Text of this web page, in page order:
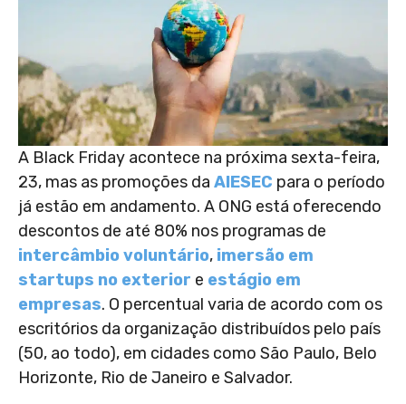
A Black Friday acontece na próxima sexta-feira,
23, mas as promoções da AIESEC para o período
já estão em andamento. A ONG está oferecendo
descontos de até 80% nos programas de
intercâmbio voluntário, imersão em
startups no exterior e estágio em
empresas. O percentual varia de acordo com os
escritórios da organização distribuídos pelo país
(50, ao todo), em cidades como São Paulo, Belo
Horizonte, Rio de Janeiro e Salvador.